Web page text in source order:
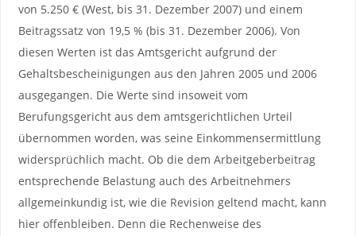
von 5.250 € (West, bis 31. Dezember 2007) und einem
Beitragssatz von 19,5 % (bis 31. Dezember 2006). Von
diesen Werten ist das Amtsgericht aufgrund der
Gehaltsbescheinigungen aus den Jahren 2005 und 2006
ausgegangen. Die Werte sind insoweit vom
Berufungsgericht aus dem amtsgerichtlichen Urteil
übernommen worden, was seine Einkommensermittlung
widersprüchlich macht. Ob die dem Arbeitgeberbeitrag
entsprechende Belastung auch des Arbeitnehmers
allgemeinkundig ist, wie die Revision geltend macht, kann
hier offenbleiben. Denn die Rechenweise des